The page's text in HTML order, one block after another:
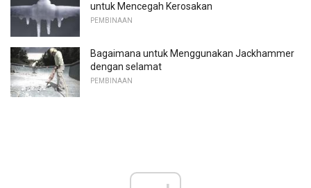
untuk Mencegah Kerosakan
PEMBINAAN
Bagaimana untuk Menggunakan Jackhammer
dengan selamat
PEMBINAAN